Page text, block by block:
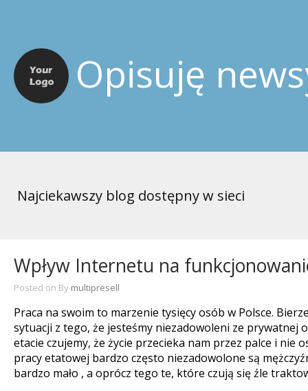
Opisuję
Najciekawszy blog dostępny w sieci
Wpływ Internetu na
Posted on By multipresell
Praca na swoim to marzenie tysięcy osób w Polsce.
sytuacji z tego, że jesteśmy niezadowoleni ze prywatnej
etacie czujemy, że życie przecieka nam przez palce i nie
pracy etatowej bardzo często niezadowolone są
bardzo mało , a oprócz tego te, które czują się źle